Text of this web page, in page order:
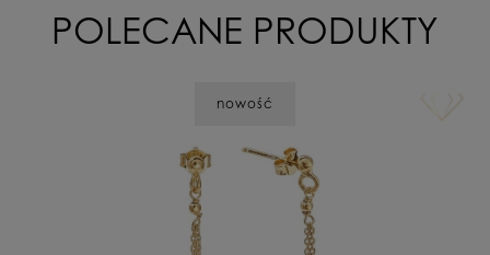
POLECANE PRODUKTY
nowość